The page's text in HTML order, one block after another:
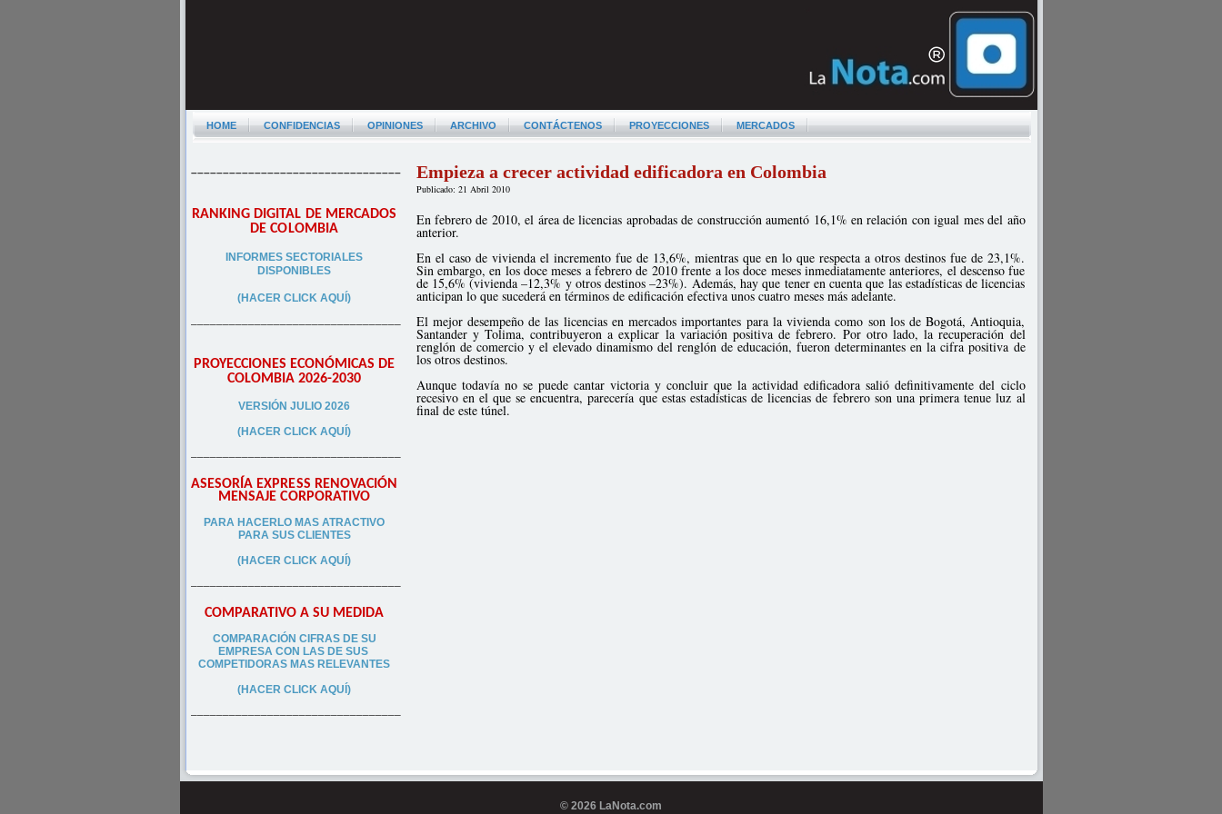
HOME CONFIDENCIAS OPINIONES ARCHIVO CONTÁCTENOS PROYECCIONES MERCADOS
–––––––––––––––––––––––––––––––––
RANKING DIGITAL DE MERCADOS
DE COLOMBIA
INFORMES SECTORIALES
DISPONIBLES
(HACER CLICK AQUÍ)
–––––––––––––––––––––––––––––––––
PROYECCIONES ECONÓMICAS DE
COLOMBIA 2026-2030
VERSIÓN JULIO 2026
(HACER CLICK AQUÍ)
–––––––––––––––––––––––––––––––––
ASESORÍA EXPRESS RENOVACIÓN
MENSAJE CORPORATIVO
PARA HACERLO MAS ATRACTIVO
PARA SUS CLIENTES
(HACER CLICK AQUÍ)
–––––––––––––––––––––––––––––––––
COMPARATIVO A SU MEDIDA
COMPARACIÓN CIFRAS DE SU
EMPRESA CON LAS DE SUS
COMPETIDORAS MAS RELEVANTES
(HACER CLICK AQUÍ)
–––––––––––––––––––––––––––––––––
Empieza a crecer actividad edificadora en Colombia
Publicado: 21 Abril 2010
En febrero de 2010, el área de licencias aprobadas de construcción aumentó 16,1% en relación con igual mes del año
anterior.
En el caso de vivienda el incremento fue de 13,6%, mientras que en lo que respecta a otros destinos fue de 23,1%.
Sin embargo, en los doce meses a febrero de 2010 frente a los doce meses inmediatamente anteriores, el descenso fue
de 15,6% (vivienda –12,3% y otros destinos –23%). Además, hay que tener en cuenta que las estadísticas de licencias
anticipan lo que sucederá en términos de edificación efectiva unos cuatro meses más adelante.
El mejor desempeño de las licencias en mercados importantes para la vivienda como son los de Bogotá, Antioquia,
Santander y Tolima, contribuyeron a explicar la variación positiva de febrero. Por otro lado, la recuperación del
renglón de comercio y el elevado dinamismo del renglón de educación, fueron determinantes en la cifra positiva de
los otros destinos.
Aunque todavía no se puede cantar victoria y concluir que la actividad edificadora salió definitivamente del ciclo
recesivo en el que se encuentra, parecería que estas estadísticas de licencias de febrero son una primera tenue luz al
final de este túnel.
© 2026 LaNota.com